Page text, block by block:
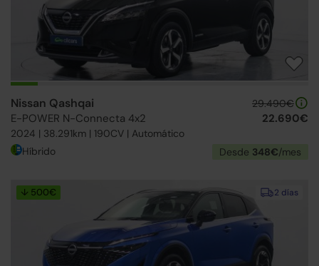
Nissan Qashqai
E-POWER N-Connecta 4x2
2024 | 38.291km | 190CV | Automático
29.490€
22.690€
Híbrido Desde 348€/mes
2 días
↓ 500€